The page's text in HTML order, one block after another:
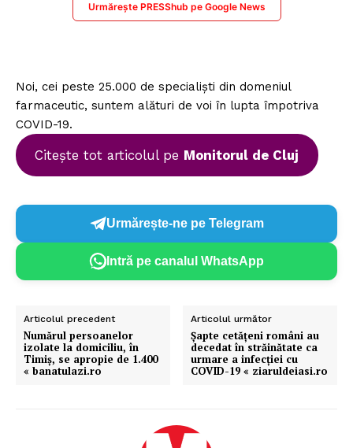
Urmărește PRESShub pe Google News
Noi, cei peste 25.000 de specialiști din domeniul
farmaceutic, suntem alături de voi în lupta împotriva
COVID-19.
Citește tot articolul pe Monitorul de Cluj
Urmărește-ne pe Telegram
Intră pe canalul WhatsApp
Articolul precedent
Numărul persoanelor
izolate la domiciliu, în
Timiș, se apropie de 1.400
« banatulazi.ro
Articolul următor
Şapte cetăţeni români au
decedat în străinătate ca
urmare a infecţiei cu
COVID-19 « ziaruldeiasi.ro